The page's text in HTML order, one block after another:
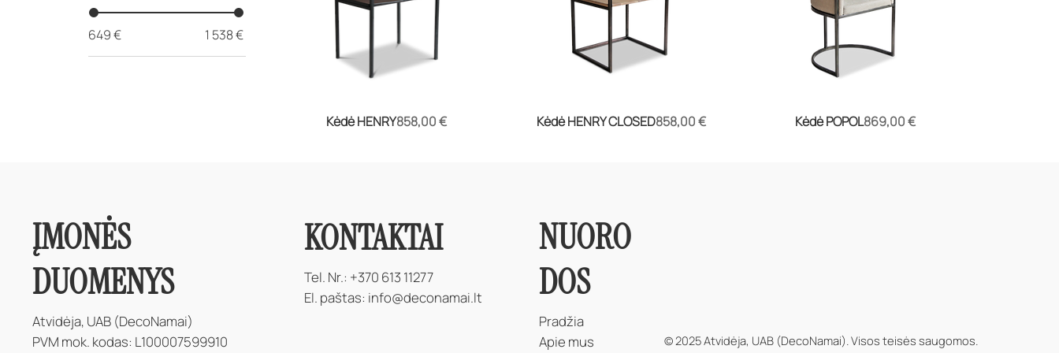
649 € 1 538 €
Kėdė HENRYKaina
858,00 € Kėdė HENRY CLOSEDKaina
858,00 € Kėdė POPOLKaina
869,00 €
ĮMONĖS
DUOMENYS
Atvidėja, UAB (DecoNamai)
PVM mok. kodas: L100007599910
KONTAKTAI
Tel. Nr.: +370 613 11277
El. paštas: info@deconamai.lt
NUORO
DOS
Pradžia
Apie mus
© 2025 Atvidėja, UAB (DecoNamai). Visos teisės saugomos.